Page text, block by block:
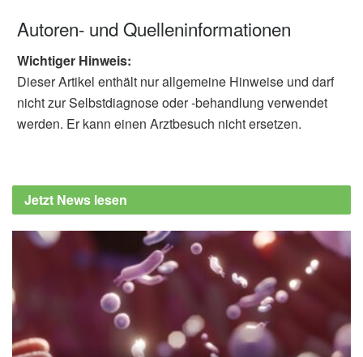
Autoren- und Quelleninformationen
Wichtiger Hinweis:
Dieser Artikel enthält nur allgemeine Hinweise und darf
nicht zur Selbstdiagnose oder -behandlung verwendet
werden. Er kann einen Arztbesuch nicht ersetzen.
Jetzt News lesen